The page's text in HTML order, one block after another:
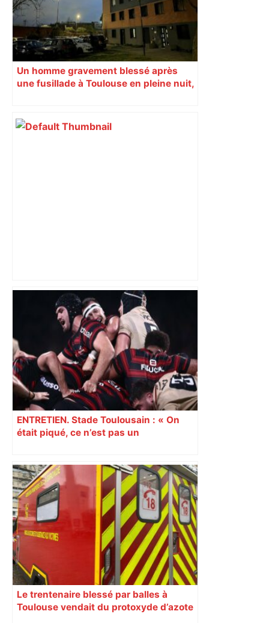
Un homme gravement blessé après
une fusillade à Toulouse en pleine nuit,
DIRECT. Colère des agriculteurs :
mobilisation agricole à Toulouse ce
samedi, 113 vaches abattues en Ariège
– ladepeche.fr
ENTRETIEN. Stade Toulousain : « On
était piqué, ce n’est pas un
Le trentenaire blessé par balles à
Toulouse vendait du protoxyde d’azote